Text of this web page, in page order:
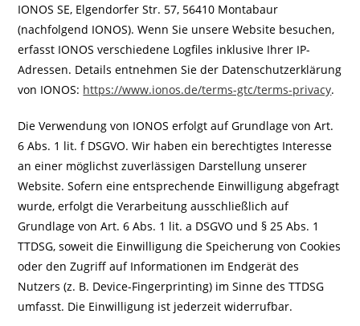
IONOS SE, Elgendorfer Str. 57, 56410 Montabaur
(nachfolgend IONOS). Wenn Sie unsere Website besuchen,
erfasst IONOS verschiedene Logfiles inklusive Ihrer IP-
Adressen. Details entnehmen Sie der Datenschutzerklärung
von IONOS: https://www.ionos.de/terms-gtc/terms-privacy.
Die Verwendung von IONOS erfolgt auf Grundlage von Art.
6 Abs. 1 lit. f DSGVO. Wir haben ein berechtigtes Interesse
an einer möglichst zuverlässigen Darstellung unserer
Website. Sofern eine entsprechende Einwilligung abgefragt
wurde, erfolgt die Verarbeitung ausschließlich auf
Grundlage von Art. 6 Abs. 1 lit. a DSGVO und § 25 Abs. 1
TTDSG, soweit die Einwilligung die Speicherung von Cookies
oder den Zugriff auf Informationen im Endgerät des
Nutzers (z. B. Device-Fingerprinting) im Sinne des TTDSG
umfasst. Die Einwilligung ist jederzeit widerrufbar.